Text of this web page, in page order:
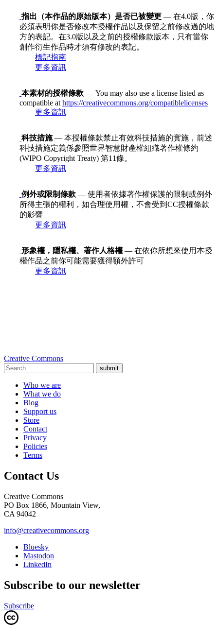
指出（本作品的原始版本）是否已被變更 — 在4.0版，你
必須表明你是否修改本授權作品以及保留之前修改過的地
方的表記。在3.0版以及之前的授權條款版本，只有當你
創作衍生作品時才須有修改的表記。
標記指南
更多資訊
本素材的授權條款 — You may also use a license listed as
compatible at https://creativecommons.org/compatiblelicenses
更多資訊
科技措施— 本授權條款禁止有效科技措施的實施，前述
科技措施定義係參照世界智慧財產權組織著作權條約
(WIPO Copyright Treaty) 第11條。
更多資訊
例外或限制條款 — 使用者依據著作權保護的限制或例外
所得主張的權利，如合理使用權，不會受到CC授權條款
的影響
更多資訊
形象權，隱私權、著作人格權 — 在依你所想來使用本授
權作品之前你可能需要獲得額外許可
更多資訊
Creative Commons
submit
Who we are
What we do
Blog
Support us
Store
Contact
Privacy
Policies
Terms
Contact Us
Creative Commons
PO Box 1866, Mountain View,
CA 94042
info@creativecommons.org
Bluesky
Mastodon
LinkedIn
Subscribe to our newsletter
Subscribe